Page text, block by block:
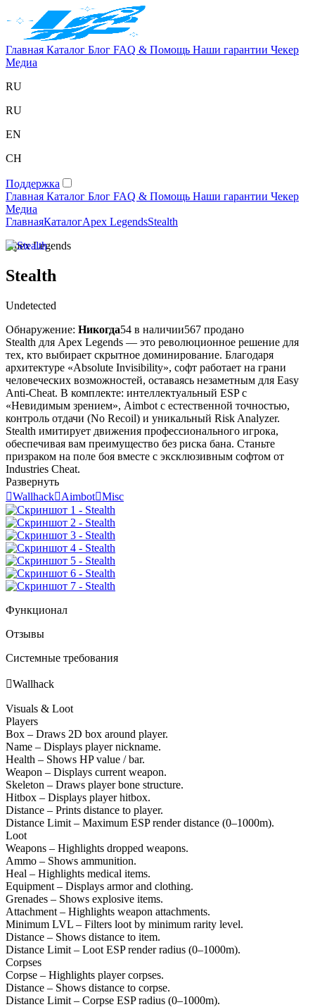
Главная Каталог Блог FAQ & Помощь Наши гарантии Чекер
Медиа
RU
RU
EN
CH
Поддержка
Главная Каталог Блог FAQ & Помощь Наши гарантии Чекер
Медиа
ГлавнаяКаталогApex LegendsStealth
Apex Legends
Stealth
Undetected
Обнаружение: Никогда54 в наличии567 продано
Stealth для Apex Legends — это революционное решение для
тех, кто выбирает скрытное доминирование. Благодаря
архитектуре «Absolute Invisibility», софт работает на грани
человеческих возможностей, оставаясь незаметным для Easy
Anti-Cheat. В комплекте: интеллектуальный ESP с
«Невидимым зрением», Aimbot с естественной точностью,
контроль отдачи (No Recoil) и уникальный Risk Analyzer.
Stealth имитирует движения профессионального игрока,
обеспечивая вам преимущество без риска бана. Станьте
призраком на поле боя вместе с эксклюзивным софтом от
Industries Cheat.
Развернуть
WallhackAimbotMisc
Функционал
Отзывы
Системные требования
Wallhack
Visuals & Loot
Players
Box – Draws 2D box around player.
Name – Displays player nickname.
Health – Shows HP value / bar.
Weapon – Displays current weapon.
Skeleton – Draws player bone structure.
Hitbox – Displays player hitbox.
Distance – Prints distance to player.
Distance Limit – Maximum ESP render distance (0–1000m).
Loot
Weapons – Highlights dropped weapons.
Ammo – Shows ammunition.
Heal – Highlights medical items.
Equipment – Displays armor and clothing.
Grenades – Shows explosive items.
Attachment – Highlights weapon attachments.
Minimum LVL – Filters loot by minimum rarity level.
Distance – Shows distance to item.
Distance Limit – Loot ESP render radius (0–1000m).
Corpses
Corpse – Highlights player corpses.
Distance – Shows distance to corpse.
Distance Limit – Corpse ESP radius (0–1000m).